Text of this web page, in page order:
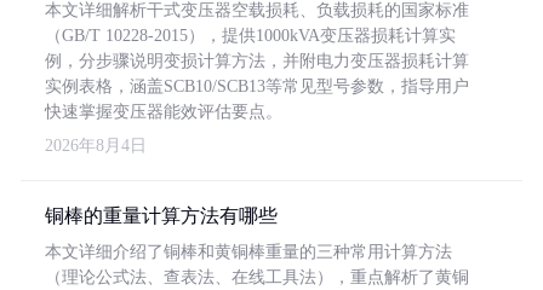
本文详细解析干式变压器空载损耗、负载损耗的国家标准
（GB/T 10228-2015），提供1000kVA变压器损耗计算实
例，分步骤说明变损计算方法，并附电力变压器损耗计算
实例表格，涵盖SCB10/SCB13等常见型号参数，指导用户
快速掌握变压器能效评估要点。
2026年8月4日
铜棒的重量计算方法有哪些
本文详细介绍了铜棒和黄铜棒重量的三种常用计算方法
（理论公式法、查表法、在线工具法），重点解析了黄铜